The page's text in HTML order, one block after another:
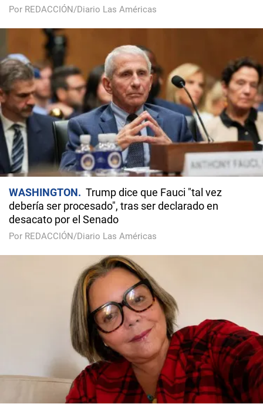
Por REDACCIÓN/Diario Las Américas
WASHINGTON
Trump dice que Fauci "tal vez
debería ser procesado", tras ser declarado en
desacato por el Senado
Por REDACCIÓN/Diario Las Américas